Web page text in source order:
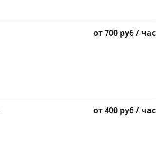
от 700 руб / час
от 400 руб / час